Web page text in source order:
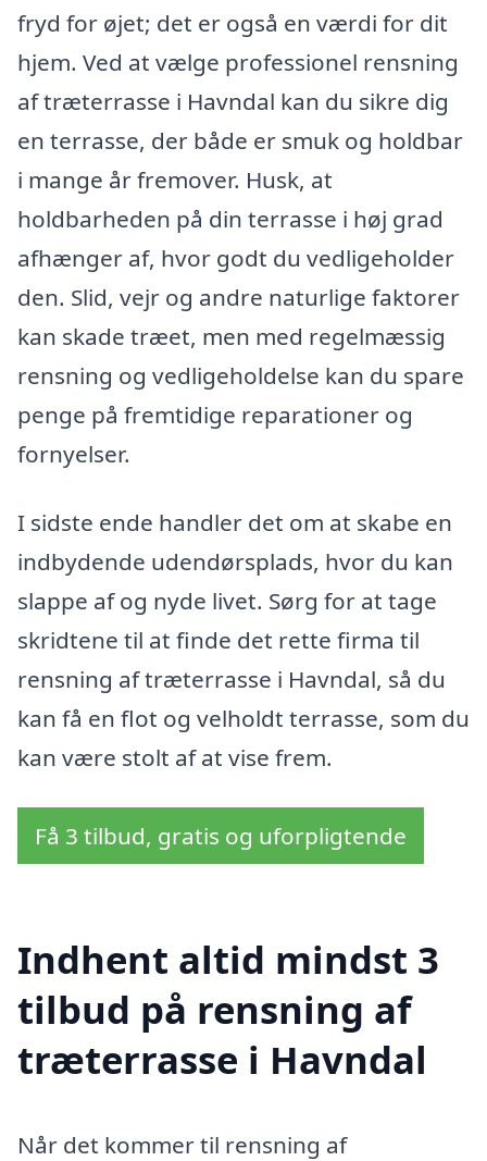
fryd for øjet; det er også en værdi for dit
hjem. Ved at vælge professionel rensning
af træterrasse i Havndal kan du sikre dig
en terrasse, der både er smuk og holdbar
i mange år fremover. Husk, at
holdbarheden på din terrasse i høj grad
afhænger af, hvor godt du vedligeholder
den. Slid, vejr og andre naturlige faktorer
kan skade træet, men med regelmæssig
rensning og vedligeholdelse kan du spare
penge på fremtidige reparationer og
fornyelser.
I sidste ende handler det om at skabe en
indbydende udendørsplads, hvor du kan
slappe af og nyde livet. Sørg for at tage
skridtene til at finde det rette firma til
rensning af træterrasse i Havndal, så du
kan få en flot og velholdt terrasse, som du
kan være stolt af at vise frem.
Få 3 tilbud, gratis og uforpligtende
Indhent altid mindst 3
tilbud på rensning af
træterrasse i Havndal
Når det kommer til rensning af